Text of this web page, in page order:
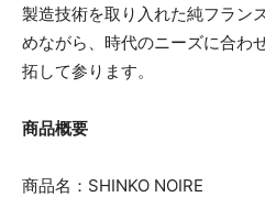
製造技術を取り入れた純フラン
めながら、時代のニーズに合わ
拓して参ります。
商品概要
商品名：SHINKO NOIRE